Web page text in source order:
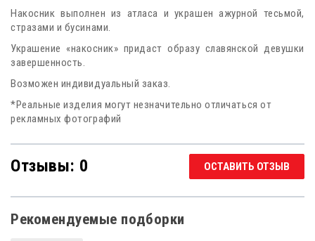
Накосник выполнен из атласа и украшен ажурной тесьмой,
стразами и бусинами.
Украшение «накосник» придаст образу славянской девушки
завершенность.
Возможен индивидуальный заказ.
*Реальные изделия могут незначительно отличаться от
рекламных фотографий
Отзывы: 0 ОСТАВИТЬ ОТЗЫВ
Рекомендуемые подборки